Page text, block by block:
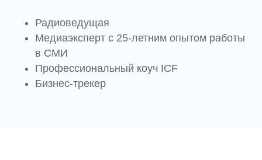
Радиоведущая
Медиаэксперт с 25-летним опытом работы
в СМИ
Профессиональный коуч ICF
Бизнес-трекер